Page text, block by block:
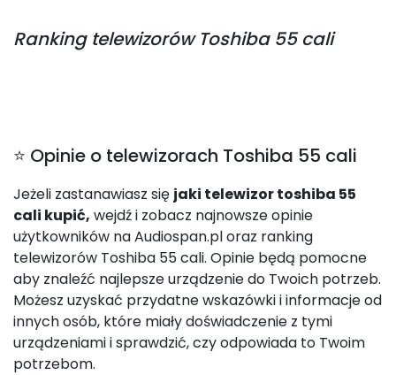
Ranking telewizorów Toshiba 55 cali
⭐ Opinie o telewizorach Toshiba 55 cali
Jeżeli zastanawiasz się jaki telewizor toshiba 55
cali kupić, wejdź i zobacz najnowsze opinie
użytkowników na Audiospan.pl oraz ranking
telewizorów Toshiba 55 cali. Opinie będą pomocne
aby znaleźć najlepsze urządzenie do Twoich potrzeb.
Możesz uzyskać przydatne wskazówki i informacje od
innych osób, które miały doświadczenie z tymi
urządzeniami i sprawdzić, czy odpowiada to Twoim
potrzebom.